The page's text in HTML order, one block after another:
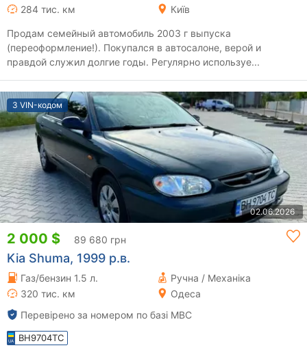
284 тис. км
Київ
Продам семейный автомобиль 2003 г выпуска
(переоформление!). Покупался в автосалоне, верой и
правдой служил долгие годы. Регулярно используе...
З VIN-кодом
02.06.2026
2 000 $ 89 680 грн
Kia Shuma, 1999 р.в.
Газ/бензин 1.5 л.
Ручна / Механіка
320 тис. км
Одеса
Перевірено за номером по базі МВС
BH9704TC